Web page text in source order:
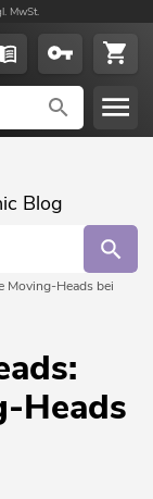
MwSt.
Blog
Moving-Heads bei
Heads